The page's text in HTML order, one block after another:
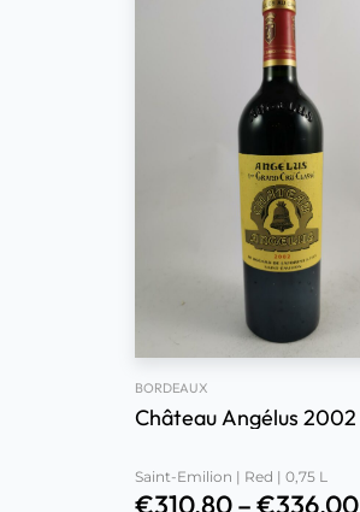
BORDEAUX
Château Angélus 2002
Saint-Emilion | Red | 0,75 L
€310.80–€336.00